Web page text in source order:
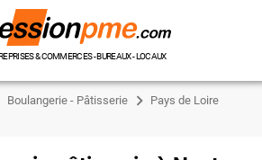
& COMMERCES - BUREAUX - LOCAUX
Boulangerie - Pâtisserie
Pays de Loire